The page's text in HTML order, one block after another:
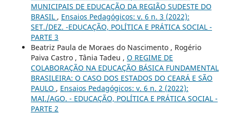
MUNICIPAIS DE EDUCAÇÃO DA REGIÃO SUDESTE DO
BRASIL , Ensaios Pedagógicos: v. 6 n. 3 (2022):
SET./DEZ. -EDUCAÇÃO, POLÍTICA E PRÁTICA SOCIAL -
PARTE 3
Beatriz Paula de Moraes do Nascimento , Rogério
Paiva Castro , Tânia Tadeu , O REGIME DE
COLABORAÇÃO NA EDUCAÇÃO BÁSICA FUNDAMENTAL
BRASILEIRA: O CASO DOS ESTADOS DO CEARÁ E SÃO
PAULO , Ensaios Pedagógicos: v. 6 n. 2 (2022):
MAI./AGO. - EDUCAÇÃO, POLÍTICA E PRÁTICA SOCIAL -
PARTE 2